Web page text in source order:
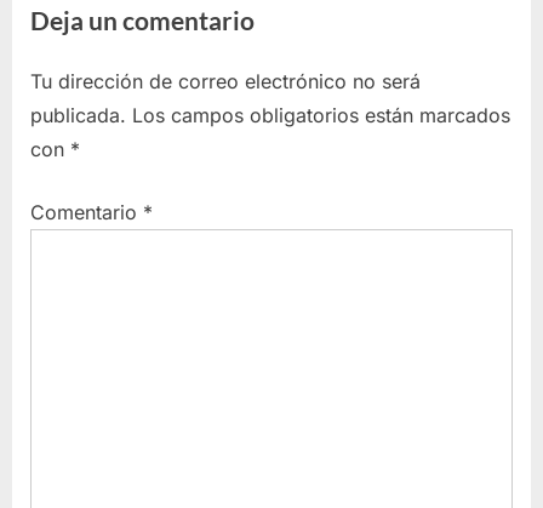
Deja un comentario
Tu dirección de correo electrónico no será
publicada. Los campos obligatorios están marcados
con *
Comentario *